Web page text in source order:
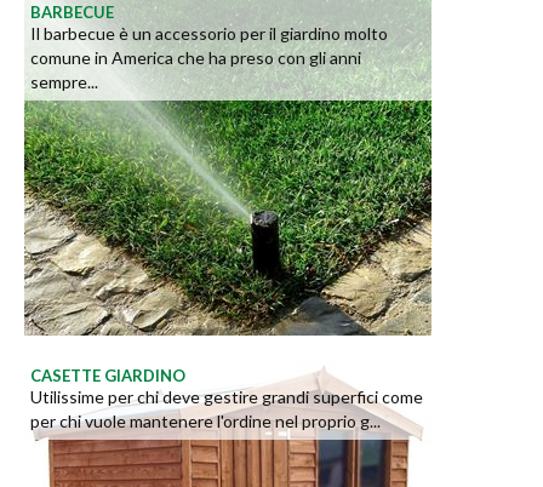
BARBECUE
Il barbecue è un accessorio per il giardino molto
comune in America che ha preso con gli anni
sempre...
CASETTE GIARDINO
Utilissime per chi deve gestire grandi superfici come
per chi vuole mantenere l'ordine nel proprio g...